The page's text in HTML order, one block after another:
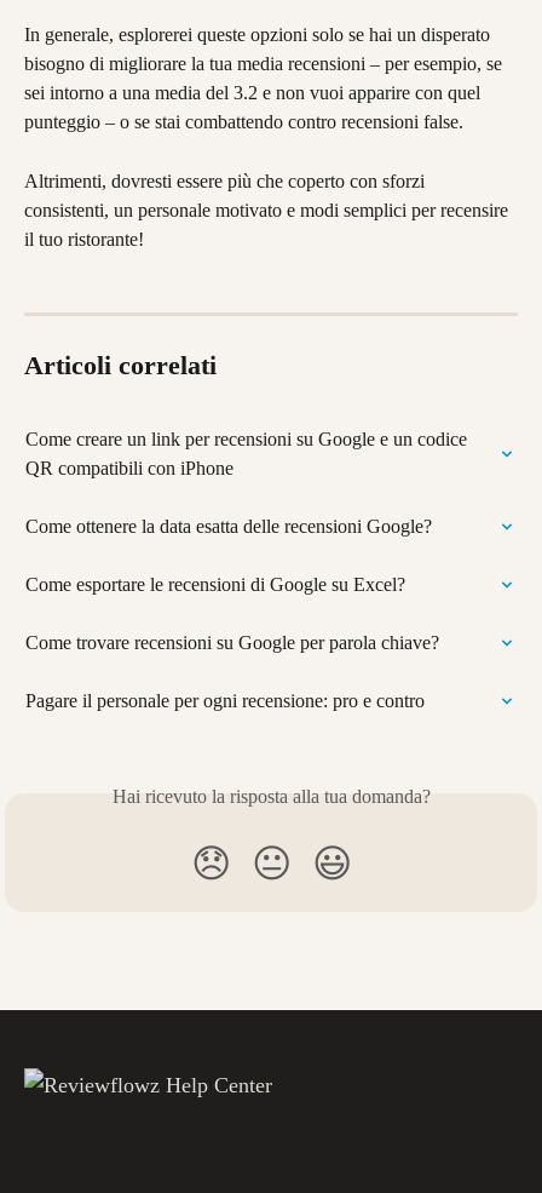
In generale, esplorerei queste opzioni solo se hai un disperato
bisogno di migliorare la tua media recensioni – per esempio, se
sei intorno a una media del 3.2 e non vuoi apparire con quel
punteggio – o se stai combattendo contro recensioni false.
Altrimenti, dovresti essere più che coperto con sforzi
consistenti, un personale motivato e modi semplici per recensire
il tuo ristorante!
Articoli correlati
Come creare un link per recensioni su Google e un codice
QR compatibili con iPhone
Come ottenere la data esatta delle recensioni Google?
Come esportare le recensioni di Google su Excel?
Come trovare recensioni su Google per parola chiave?
Pagare il personale per ogni recensione: pro e contro
Hai ricevuto la risposta alla tua domanda?
😞 😐 😃